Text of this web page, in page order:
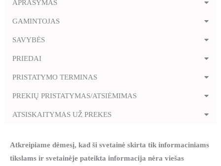
APRAŠYMAS
GAMINTOJAS
SAVYBĖS
PRIEDAI
PRISTATYMO TERMINAS
PREKIŲ PRISTATYMAS/ATSIĖMIMAS
ATSISKAITYMAS UŽ PREKES
Atkreipiame dėmesį, kad ši svetainė skirta tik informaciniams
tikslams ir svetainėje pateikta informacija nėra viešas